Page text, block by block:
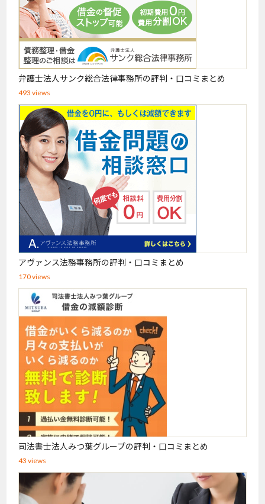
弁護士法人サンク総合法律事務所の評判・口コミまとめ
493 views
アヴァンス法務事務所の評判・口コミまとめ
170 views
司法書士法人みつ葉グループの評判・口コミまとめ
43 views